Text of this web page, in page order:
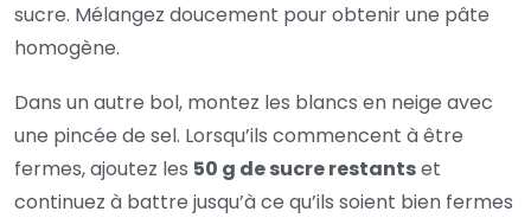
sucre. Mélangez doucement pour obtenir une pâte
homogène.
Dans un autre bol, montez les blancs en neige avec
une pincée de sel. Lorsqu’ils commencent à être
fermes, ajoutez les 50 g de sucre restantset
continuez à battre jusqu’à ce qu’ils soient bien fermes